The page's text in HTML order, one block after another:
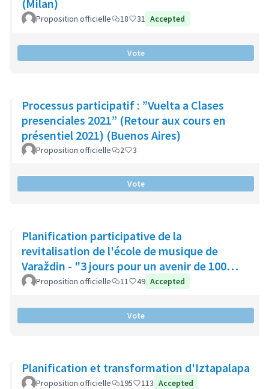
(Milan)
Proposition officielle 18 31 Accepted
Vote
Processus participatif : ”Vuelta a Clases
presenciales 2021” (Retour aux cours en
présentiel 2021) (Buenos Aires)
Proposition officielle 2 3
Vote
Planification participative de la
revitalisation de l'école de musique de
Varaždin - "3 jours pour un avenir de 100
ans".Proposition officielle 11 49 Accepted
Vote
Planification et transformation d'Iztapalapa
Proposition officielle 195 113 Accepted